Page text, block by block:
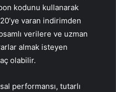
kodunu kullanarak
varan indirimden
verilere ve uzman
almak isteyen
olabilir.
performansı, tutarlı